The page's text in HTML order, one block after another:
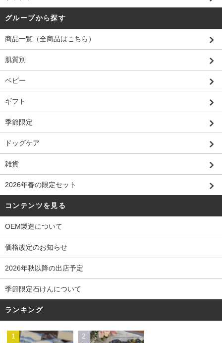
グループから探す
商品一覧（全商品はこちら）
肌質別
ベビー
ギフト
季節限定
ドッグケア
雑貨
2026年春の限定セット
コンテンツを見る
OEM製造について
価格改定のお知らせ
2026年秋以降の出店予定
季節限定石けんについて
ランキング
1 2